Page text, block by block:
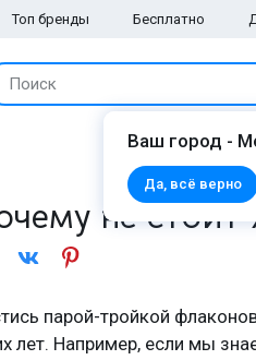
Топ бренды Бесплатно
Поиск
Ваш город -
Да, всё верно
не
парой-тройкой
лет. Например, если мы